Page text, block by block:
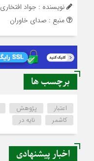
نویسنده : جواد افتخاری
منبع : صدای خاوران
برچسب ها
اعتبار پژوهش
کاشمر
نایه در
اخبار پیشنهادی